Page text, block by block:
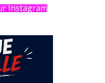
Instagram